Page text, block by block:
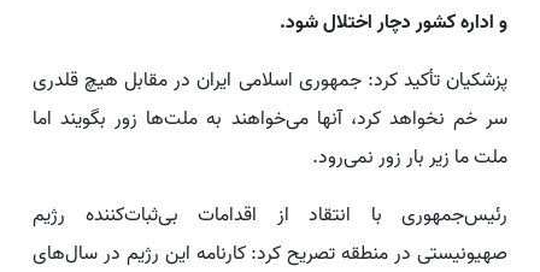
و اداره کشور دچار اختلال شود.
پزشکیان تأکید کرد: جمهوری اسلامی ایران در مقابل هیچ قلدری
سر خم نخواهد کرد، آنها می‌خواهند به ملت‌ها زور بگویند اما
ملت ما زیر بار زور نمی‌رود.
رئیس‌جمهوری با انتقاد از اقدامات بی‌ثبات‌کننده رژیم
صهیونیستی در منطقه تصریح کرد: کارنامه این رژیم در سال‌های